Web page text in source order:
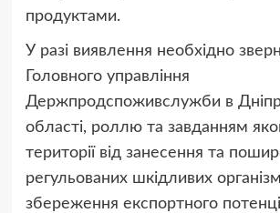
продуктами.
У разі виявлення необхідно
Головного управління
Держпродспоживслужби в
області, роллю та завданням
території від занесення та
регульованих шкідливих
збереження експортного